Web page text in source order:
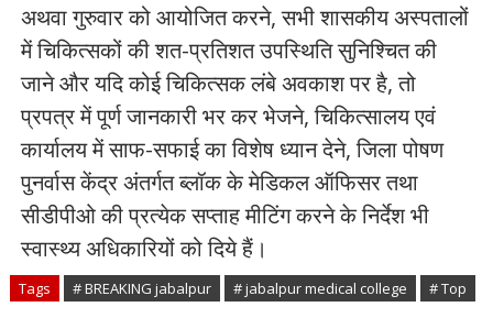
अथवा गुरुवार को आयोजित करने, सभी शासकीय अस्पतालों
में चिकित्सकों की शत-प्रतिशत उपस्थिति सुनिश्चित की
जाने और यदि कोई चिकित्सक लंबे अवकाश पर है, तो
प्रपत्र में पूर्ण जानकारी भर कर भेजने, चिकित्सालय एवं
कार्यालय में साफ-सफाई का विशेष ध्यान देने, जिला पोषण
पुनर्वास केंद्र अंतर्गत ब्लॉक के मेडिकल ऑफिसर तथा
सीडीपीओ की प्रत्येक सप्ताह मीटिंग करने के निर्देश भी
स्वास्थ्य अधिकारियों को दिये हैं।
Tags # BREAKING jabalpur # jabalpur medical college # Top